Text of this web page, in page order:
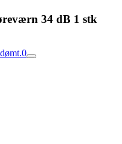
34 dB 1 stk
0